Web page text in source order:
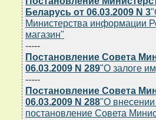
Беларусь от 06.03.2009 N 3
Министерства информации
магазин"
-----
Постановление Совета
06.03.2009 N 289"О залоге
-----
Постановление Совета
06.03.2009 N 288"О
постановление Совета